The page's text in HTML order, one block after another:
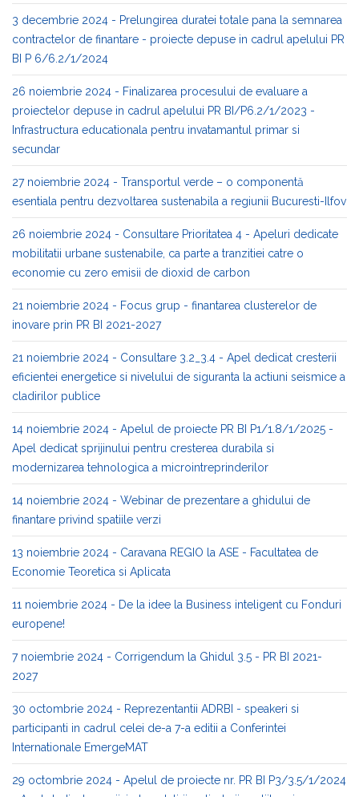
3 decembrie 2024 - Prelungirea duratei totale pana la semnarea
contractelor de finantare - proiecte depuse in cadrul apelului PR
BI P 6/6.2/1/2024
26 noiembrie 2024 - Finalizarea procesului de evaluare a
proiectelor depuse in cadrul apelului PR BI/P6.2/1/2023 -
Infrastructura educationala pentru invatamantul primar si
secundar
27 noiembrie 2024 - Transportul verde – o componentă
esentiala pentru dezvoltarea sustenabila a regiunii Bucuresti-Ilfov
26 noiembrie 2024 - Consultare Prioritatea 4 - Apeluri dedicate
mobilitatii urbane sustenabile, ca parte a tranzitiei catre o
economie cu zero emisii de dioxid de carbon
21 noiembrie 2024 - Focus grup - finantarea clusterelor de
inovare prin PR BI 2021-2027
21 noiembrie 2024 - Consultare 3.2_3.4 - Apel dedicat cresterii
eficientei energetice si nivelului de siguranta la actiuni seismice a
cladirilor publice
14 noiembrie 2024 - Apelul de proiecte PR BI P1/1.8/1/2025 -
Apel dedicat sprijinului pentru cresterea durabila si
modernizarea tehnologica a microintreprinderilor
14 noiembrie 2024 - Webinar de prezentare a ghidului de
finantare privind spatiile verzi
13 noiembrie 2024 - Caravana REGIO la ASE - Facultatea de
Economie Teoretica si Aplicata
11 noiembrie 2024 - De la idee la Business inteligent cu Fonduri
europene!
7 noiembrie 2024 - Corrigendum la Ghidul 3.5 - PR BI 2021-
2027
30 octombrie 2024 - Reprezentantii ADRBI - speakeri si
participanti in cadrul celei de-a 7-a editii a Conferintei
Internationale EmergeMAT
29 octombrie 2024 - Apelul de proiecte nr. PR BI P3/3.5/1/2024